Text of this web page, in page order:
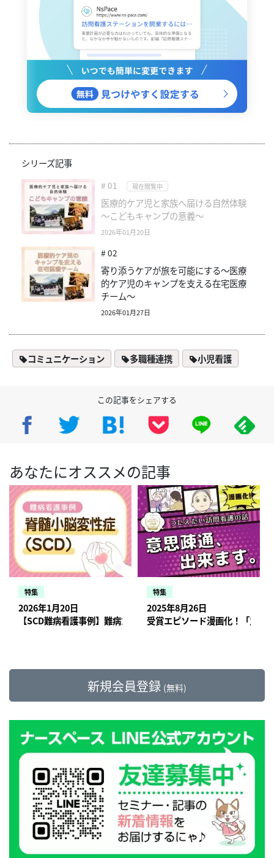
シリーズ記事
# 01 現在閲覧中
医療的ケア児と家族へ届ける自然体験
～こどもキャンプの意義～
2026年01月20日
# 02
寄り添うケアが旅を可能にする～医療
的ケア児のキャンプを支える在宅医療
チーム～
2026年01月27日
コミュニケーション 多職種連携 小児看護
この記事をシェアする
あなたにオススメの記事
特集
2026年1月20日
【SCD難病看護事例】難病だけではない 介護職との連携、別疾患
特集
2025年8月26日
受賞エピソード漫画化！「意思
新規会員登録 (無料)